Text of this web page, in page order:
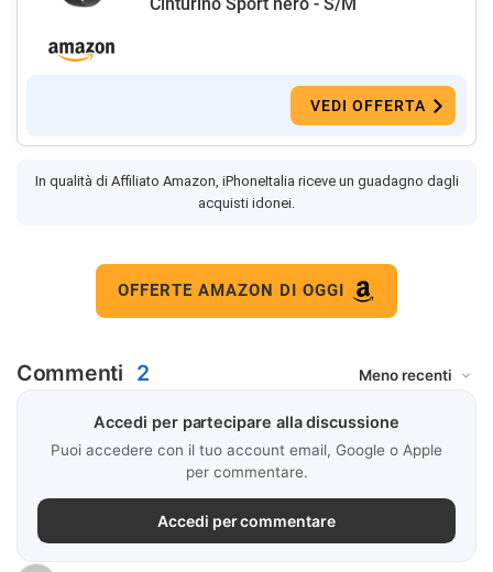
Cinturino Sport nero - S/M
VEDI OFFERTA
In qualità di Affiliato Amazon, iPhoneItalia riceve un guadagno dagli
acquisti idonei.
OFFERTE AMAZON DI OGGI
Commenti 2
Accedi per partecipare alla discussione
Puoi accedere con il tuo account email, Google o Apple
per commentare.
Accedi per commentare